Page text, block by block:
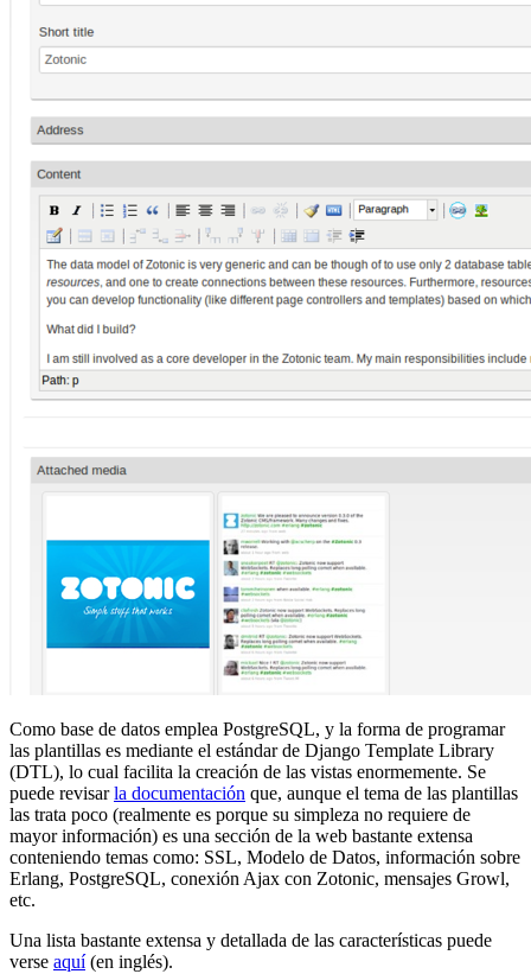
Como base de datos emplea PostgreSQL, y la forma de programar
las plantillas es mediante el estándar de Django Template Library
(DTL), lo cual facilita la creación de las vistas enormemente. Se
puede revisarla documentación que, aunque el tema de las plantillas
las trata poco (realmente es porque su simpleza no requiere de
mayor información) es una sección de la web bastante extensa
conteniendo temas como: SSL, Modelo de Datos, información sobre
Erlang, PostgreSQL, conexión Ajax con Zotonic, mensajes Growl,
etc.
Una lista bastante extensa y detallada de las características puede
verse aquí(en inglés).